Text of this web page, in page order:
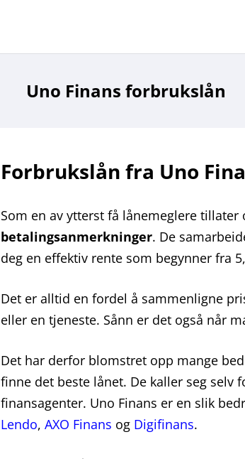
Uno Finans forbrukslån
Forbrukslån fra Uno
Som en av ytterst få lånemeglere tillater
betalingsanmerkninger. De
deg en effektiv rente som begynner fra
Det er alltid en fordel å sammenligne
eller en tjeneste. Sånn er det også når
Det har derfor blomstret opp mange
finne det beste lånet. De kaller seg
finansagenter. Uno Finans er en slik
Lendo, AXO Finans og Digifinans.